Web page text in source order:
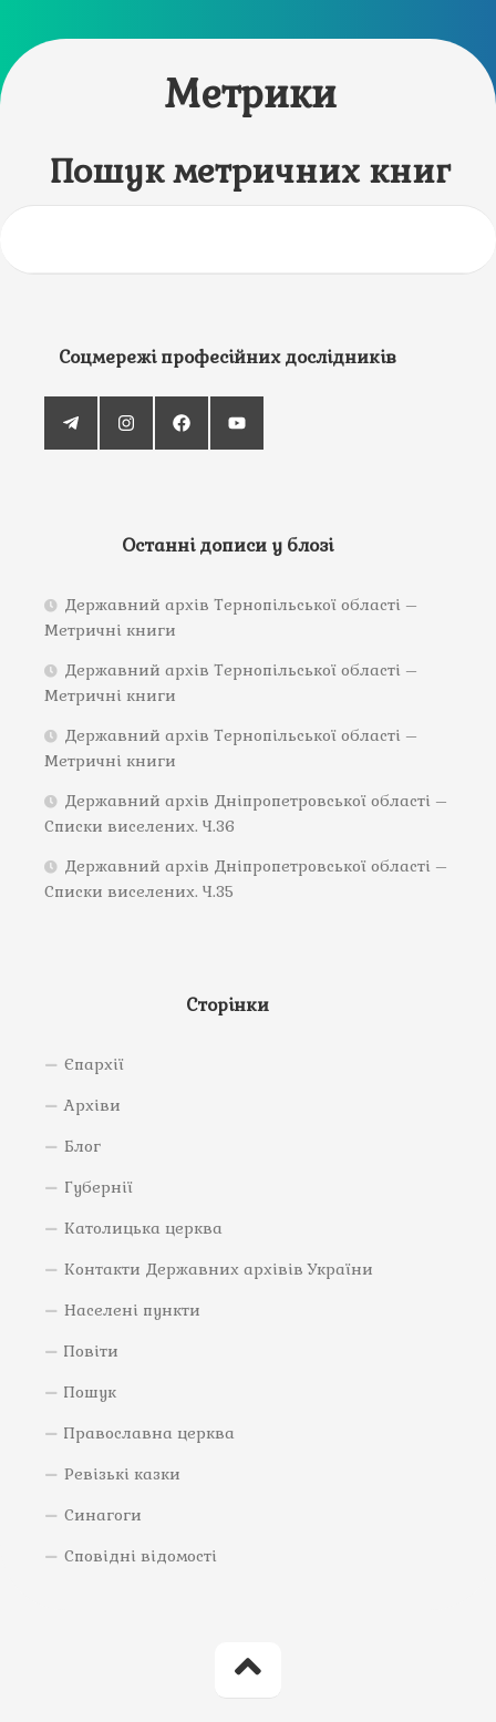
Метрики
Пошук метричних книг
Соцмережі професійних дослідників
Останні дописи у блозі
Державний архів Тернопільської області –
Метричні книги
Державний архів Тернопільської області –
Метричні книги
Державний архів Тернопільської області –
Метричні книги
Державний архів Дніпропетровської області –
Списки виселених. Ч.36
Державний архів Дніпропетровської області –
Списки виселених. Ч.35
Сторінки
Єпархії
Архіви
Блог
Губернії
Католицька церква
Контакти Державних архівів України
Населені пункти
Повіти
Пошук
Православна церква
Ревізькі казки
Синагоги
Сповідні відомості